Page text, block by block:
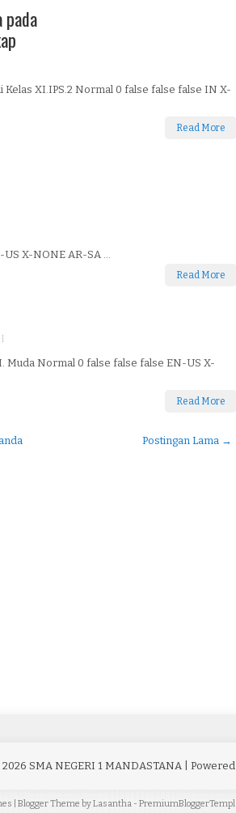
pada
Kelas XI.IPS.2 Normal 0 false false false IN X-
Read More
X-NONE AR-SA ...
Read More
Muda Normal 0 false false false EN-US X-
Read More
Postingan Lama →
2026 SMA NEGERI 1 MANDASTANA |
| Blogger Theme byLasantha -